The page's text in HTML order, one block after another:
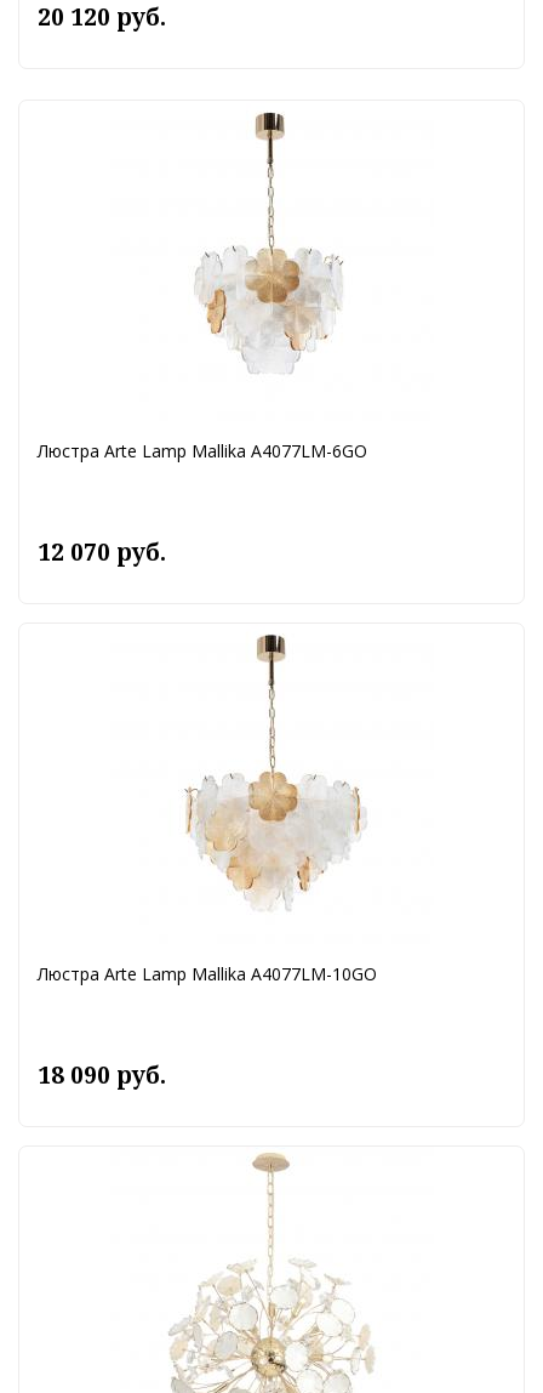
20 120 руб.
Люстра Arte Lamp Mallika A4077LM-6GO
12 070 руб.
Люстра Arte Lamp Mallika A4077LM-10GO
18 090 руб.